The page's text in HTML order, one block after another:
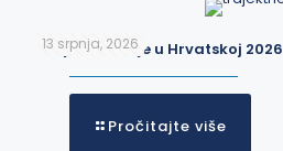
13 srpnja, 2026
Trajektne linije u Hrvatskoj 2026
Pročitajte više